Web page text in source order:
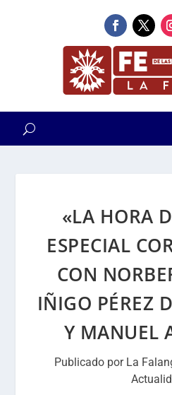
«LA HORA
ESPECIAL
CON
IÑIGO PÉREZ
Y MANUEL
Publicado por La